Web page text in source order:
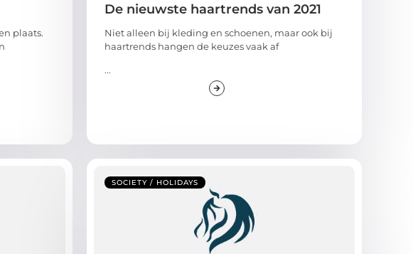
plaats.
De nieuwste haartrends van 2021
Niet alleen bij kleding en schoenen, maar ook bij
haartrends hangen de keuzes vaak af
...
SOCIETY / HOLIDAYS